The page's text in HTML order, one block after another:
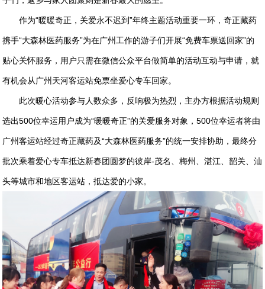
作为“暖暖奇正，关爱永不迟到”年终主题活动重要一环，奇正藏药
携手“大森林医药服务”为在广州工作的游子们开展“免费车票送回家”的
贴心关怀服务，用户只需在微信公众平台做简单的活动互动与申请，就
有机会从广州天河客运站免票坐爱心专车回家。
此次暖心活动参与人数众多，反响极为热烈，主办方根据活动规则
选出500位幸运用户成为“暖暖奇正”的关爱服务对象，500位幸运者将由
广州客运站经过奇正藏药及“大森林医药服务”的统一安排协助，最终分
批次乘着爱心专车抵达新春团圆梦的彼岸-茂名、梅州、湛江、韶关、汕
头等城市和地区客运站，抵达爱的小家。